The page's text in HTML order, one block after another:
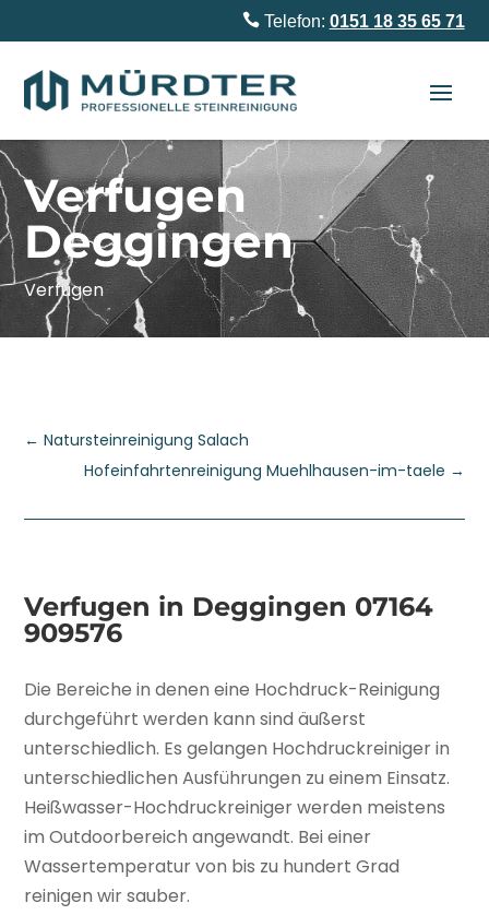
Telefon: 0151 18 35 65 71
Verfugen
Deggingen
Verfugen
←Natursteinreinigung Salach
Hofeinfahrtenreinigung Muehlhausen-im-taele →
Verfugen in Deggingen 07164
909576
Die Bereiche in denen eine Hochdruck-Reinigung
durchgeführt werden kann sind äußerst
unterschiedlich. Es gelangen Hochdruckreiniger in
unterschiedlichen Ausführungen zu einem Einsatz.
Heißwasser-Hochdruckreiniger werden meistens
im Outdoorbereich angewandt. Bei einer
Wassertemperatur von bis zu hundert Grad
reinigen wir sauber.